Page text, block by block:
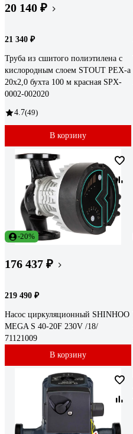
20 140 ₽
21 340 ₽
Труба из сшитого полиэтилена с
кислородным слоем STOUT PEX-a
20х2,0 бухта 100 м красная SPX-
0002-002020
4.7(49)
В корзину
-20%
176 437 ₽
219 490 ₽
Насос циркуляционный SHINHOO
MEGA S 40-20F 230V /18/
71121009
В корзину